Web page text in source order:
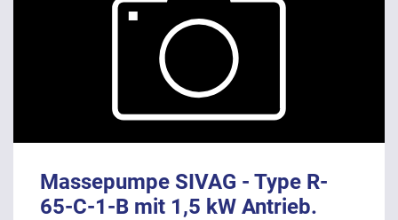
Massepumpe SIVAG - Type R-
65-C-1-B mit 1,5 kW Antrieb.